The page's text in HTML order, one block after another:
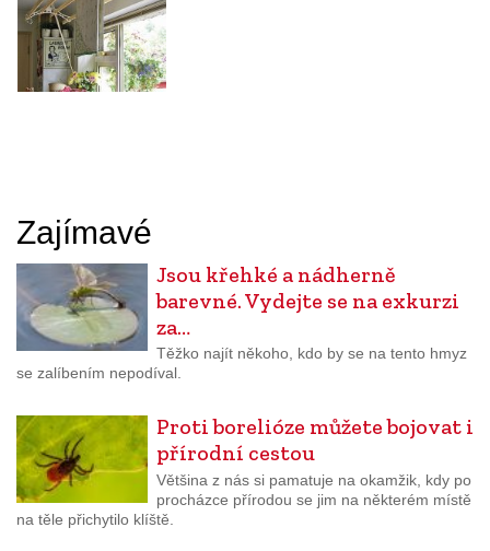
Zajímavé
Jsou křehké a nádherně
barevné. Vydejte se na exkurzi
za…
Těžko najít někoho, kdo by se na tento hmyz
se zalíbením nepodíval.
Proti borelióze můžete bojovat i
přírodní cestou
Většina z nás si pamatuje na okamžik, kdy po
procházce přírodou se jim na některém místě
na těle přichytilo klíště.